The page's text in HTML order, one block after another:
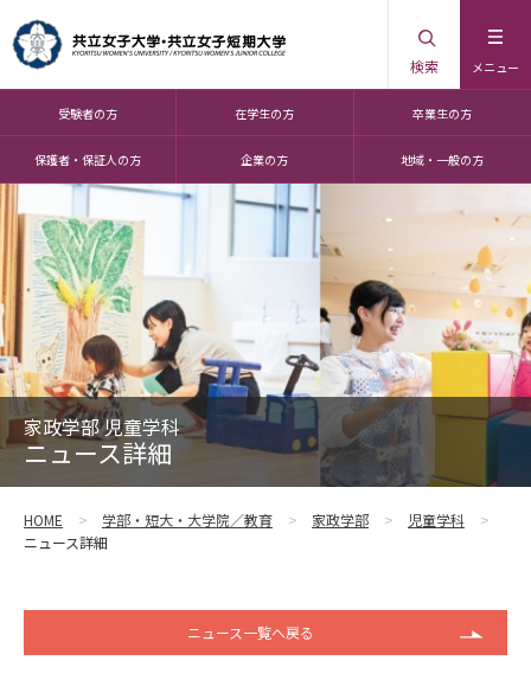
メニュー
検索
受験者の方 在学生の方 卒業生の方
保護者・保証人の方 企業の方 地域・一般の方
家政学部 児童学科
ニュース詳細
HOME 学部・短大・大学院／教育 家政学部
児童学科
ニュース詳細
ニュース一覧へ戻る